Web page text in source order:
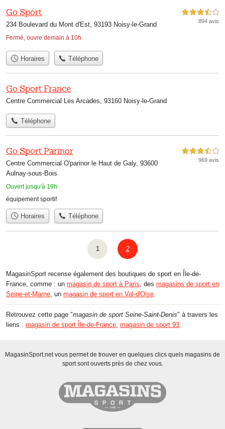
Go Sport
234 Boulevard du Mont d'Est, 93193 Noisy-le-Grand
Fermé, ouvre demain à 10h
3,5 étoiles sur 5
894 avis
Horaires Téléphone
Go Sport France
Centre Commercial Les Arcades, 93160 Noisy-le-Grand
Téléphone
Go Sport Parinor
Centre Commercial O'parinor le Haut de Galy, 93600
Aulnay-sous-Bois
Ouvert jusqu'à 19h
3,5 étoiles sur 5
969 avis
équipement sportif
Horaires Téléphone
1 2
MagasinSport recense également des boutiques de sport en Île-de-
France, comme : un magasin de sport à Paris , des magasins de sport en
Seine-et-Marne , un magasin de sport en Val-d'Oise
Retrouvez cette page "magasin de sport Seine-Saint-Denis" à travers les
liens : magasin de sport Île-de-France magasin de sport 93
MagasinSport.net vous permet de trouver en quelques clics quels magasins de
sport sont ouverts près de chez vous.